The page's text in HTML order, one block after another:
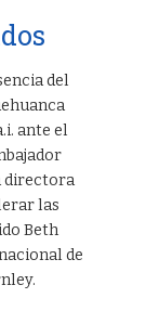
del
ante el
directora
las
Beth
de